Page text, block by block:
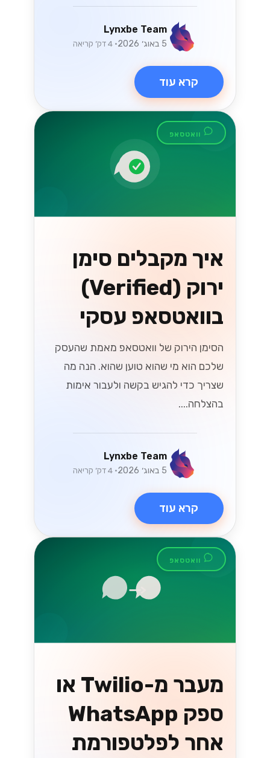
Lynxbe Team
5 באוג׳ 2026 • 4 דק׳ קריאה
קרא עוד
וואטסאפ
איך מקבלים סימן
ירוק (Verified)
בוואטסאפ עסקי
הסימן הירוק של וואטסאפ מאמת שהעסק
שלכם הוא מי שהוא טוען שהוא. הנה מה
שצריך כדי להגיש בקשה ולעבור אימות
בהצלחה....
Lynxbe Team
5 באוג׳ 2026 • 4 דק׳ קריאה
קרא עוד
וואטסאפ
מעבר מ-Twilio או
ספק WhatsApp
אחר לפלטפורמת